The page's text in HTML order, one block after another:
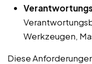
Werkzeugen,
Diese